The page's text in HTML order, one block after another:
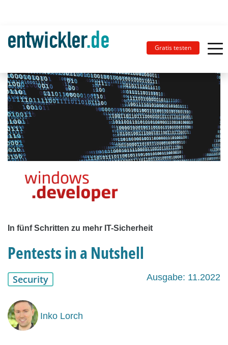
Gratis testen
In fünf Schritten zu mehr IT-Sicherheit
Pentests in a Nutshell
Security Ausgabe: 11.2022
Inko Lorch